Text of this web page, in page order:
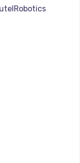
конфорки